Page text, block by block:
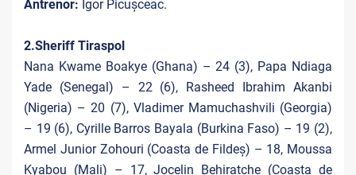
Antrenor: Igor Picușceac.
2.Sheriff Tiraspol
Nana Kwame Boakye (Ghana) – 24 (3), Papa Ndiaga
Yade (Senegal) – 22 (6), Rasheed Ibrahim Akanbi
(Nigeria) – 20 (7), Vladimer Mamuchashvili (Georgia)
– 19 (6), Cyrille Barros Bayala (Burkina Faso) – 19 (2),
Armel Junior Zohouri (Coasta de Fildeș) – 18, Moussa
Kyabou (Mali) – 17, Jocelin Behiratche (Coasta de